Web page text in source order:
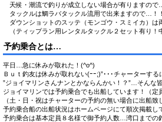
天候・潮流で釣りが成立しない場合が有りますので
タックルは鯛ラバタックル流用で出来ますので…！
ダウンショットのスッテ（モンゴウ・スミイカ）は
（ティップラン用レンタルタックル２セット有り
予約乗合とは…
平日…急に休みが取れた！(^o^)
Ｂｕｔ釣友は休みが取れない(ｰｰ;)”･･･チャーターする
”ジョイマリンさんナンとかならんかい！？”…そんな
ジョイマリンでは予約乗合でも出船しています！（定
（土・日・祝はチャーターの予約の無い場合に出船致
予約乗合船の出船状況はホームページにて順次掲載し
予約乗合は基本定員８名様で御予約人数…湾口までの